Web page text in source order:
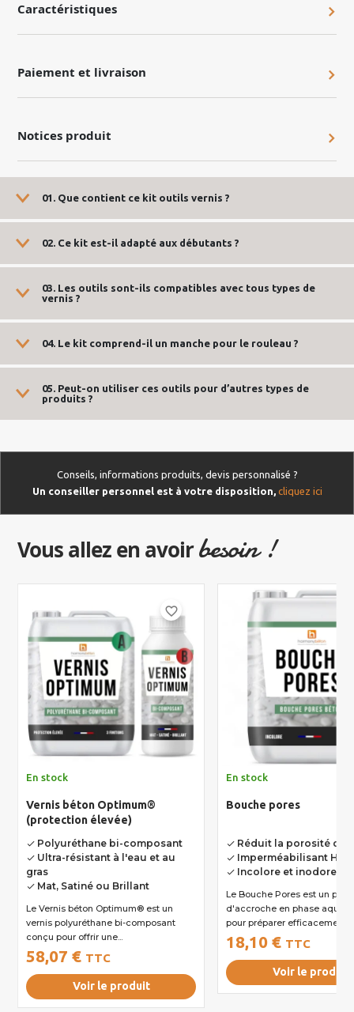
Caractéristiques
Paiement et livraison
Notices produit
01. Que contient ce kit outils vernis ?
02. Ce kit est-il adapté aux débutants ?
03. Les outils sont-ils compatibles avec tous types de
vernis ?
04. Le kit comprend-il un manche pour le rouleau ?
05. Peut-on utiliser ces outils pour d’autres types de
produits ?
Conseils, informations produits, devis personnalisé ?
Un conseiller personnel est à votre disposition, cliquez ici
Vous allez en avoirbesoin !
favorite_border
En stock
Vernis béton Optimum®
(protection élevée)
done Polyuréthane bi-composant
done Ultra-résistant à l'eau et au
gras
done Mat, Satiné ou Brillant
Le Vernis béton Optimum® est un
vernis polyuréthane bi-composant
conçu pour offrir une...
58,07 € TTC
Voir le produit
En stock
Bouche pores
done Réduit la porosité du
done Imperméabilisant
done Incolore et inodore
Le Bouche Pores est un primaire
d'accroche en phase
pour préparer efficacement...
18,10 € TTC
Voir le produit